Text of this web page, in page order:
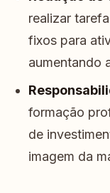
realizar
fixos para
aumentando
formação
de
imagem da